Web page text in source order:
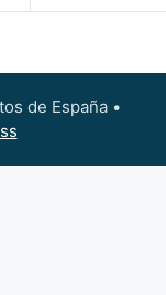
de España•